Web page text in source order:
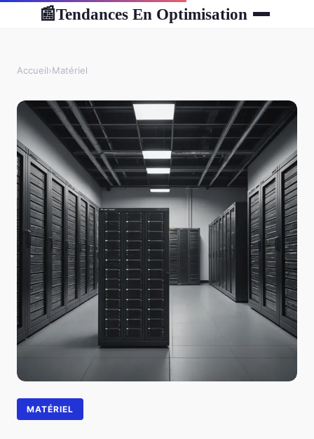
📰Tendances En Optimisation
Accueil›Matériel
MATÉRIEL